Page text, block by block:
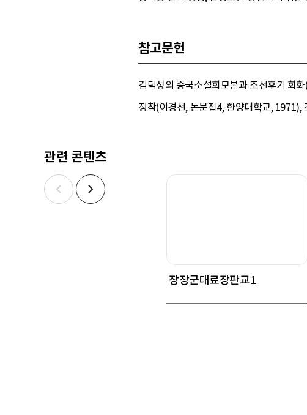
참고문헌
김덕성의 중국소설회모본과 조선후기 회
정착(이경선, 논문집4, 한양대학교,
관련 콘텐츠
장장군대료장판교1